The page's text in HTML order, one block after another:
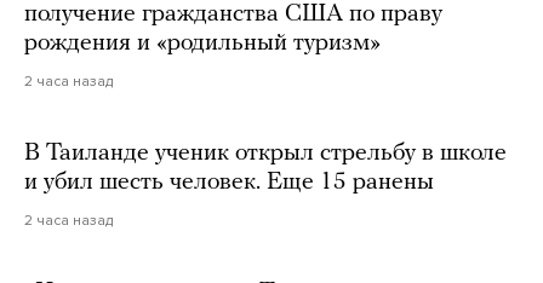
получение гражданства США по праву
рождения и «родильный туризм»
2 часа назад
В Таиланде ученик открыл стрельбу в школе
и убил шесть человек. Еще 15 ранены
2 часа назад